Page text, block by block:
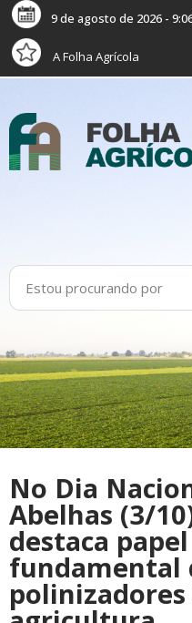
9 de agosto de 2026 -
A Folha Agrícola
No Dia
Abelhas (3/
destaca papel
fundamental
polinizadores